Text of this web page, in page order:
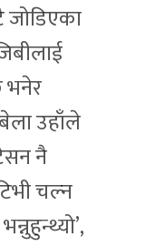
जोडिएका
भनेर
उहाँले
नै
चल्न